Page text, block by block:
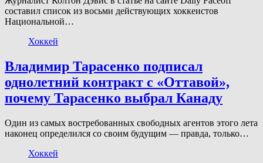
составил список из восьми действующих хоккеистов
Национальной…
Хоккей
Владимир Тарасенко подписал
однолетний контракт с «Оттавой»,
почему Тарасенко выбрал Канаду
Один из самых востребованных свободных агентов этого лета
наконец определился со своим будущим — правда, только…
Хоккей